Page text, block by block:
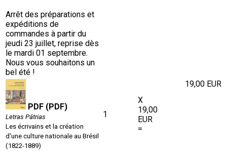
Arrêt des préparations et
expéditions de
commandes à partir du
jeudi 23 juillet, reprise dès
le mardi 01 septembre.
Nous vous souhaitons un
bel été !
PDF (PDF)
Letras Pátrias
Les écrivains et la création
d'une culture nationale au Brésil
(1822-1889)
1
X
19,00
EUR
=
19,00 EUR